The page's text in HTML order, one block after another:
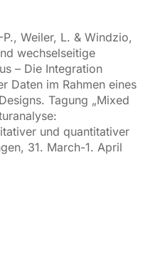
Weiler, L. & Windzio,
wechselseitige
– Die Integration
Daten im Rahmen eines
Tagung „Mixed
und quantitativer
31. March-1. April